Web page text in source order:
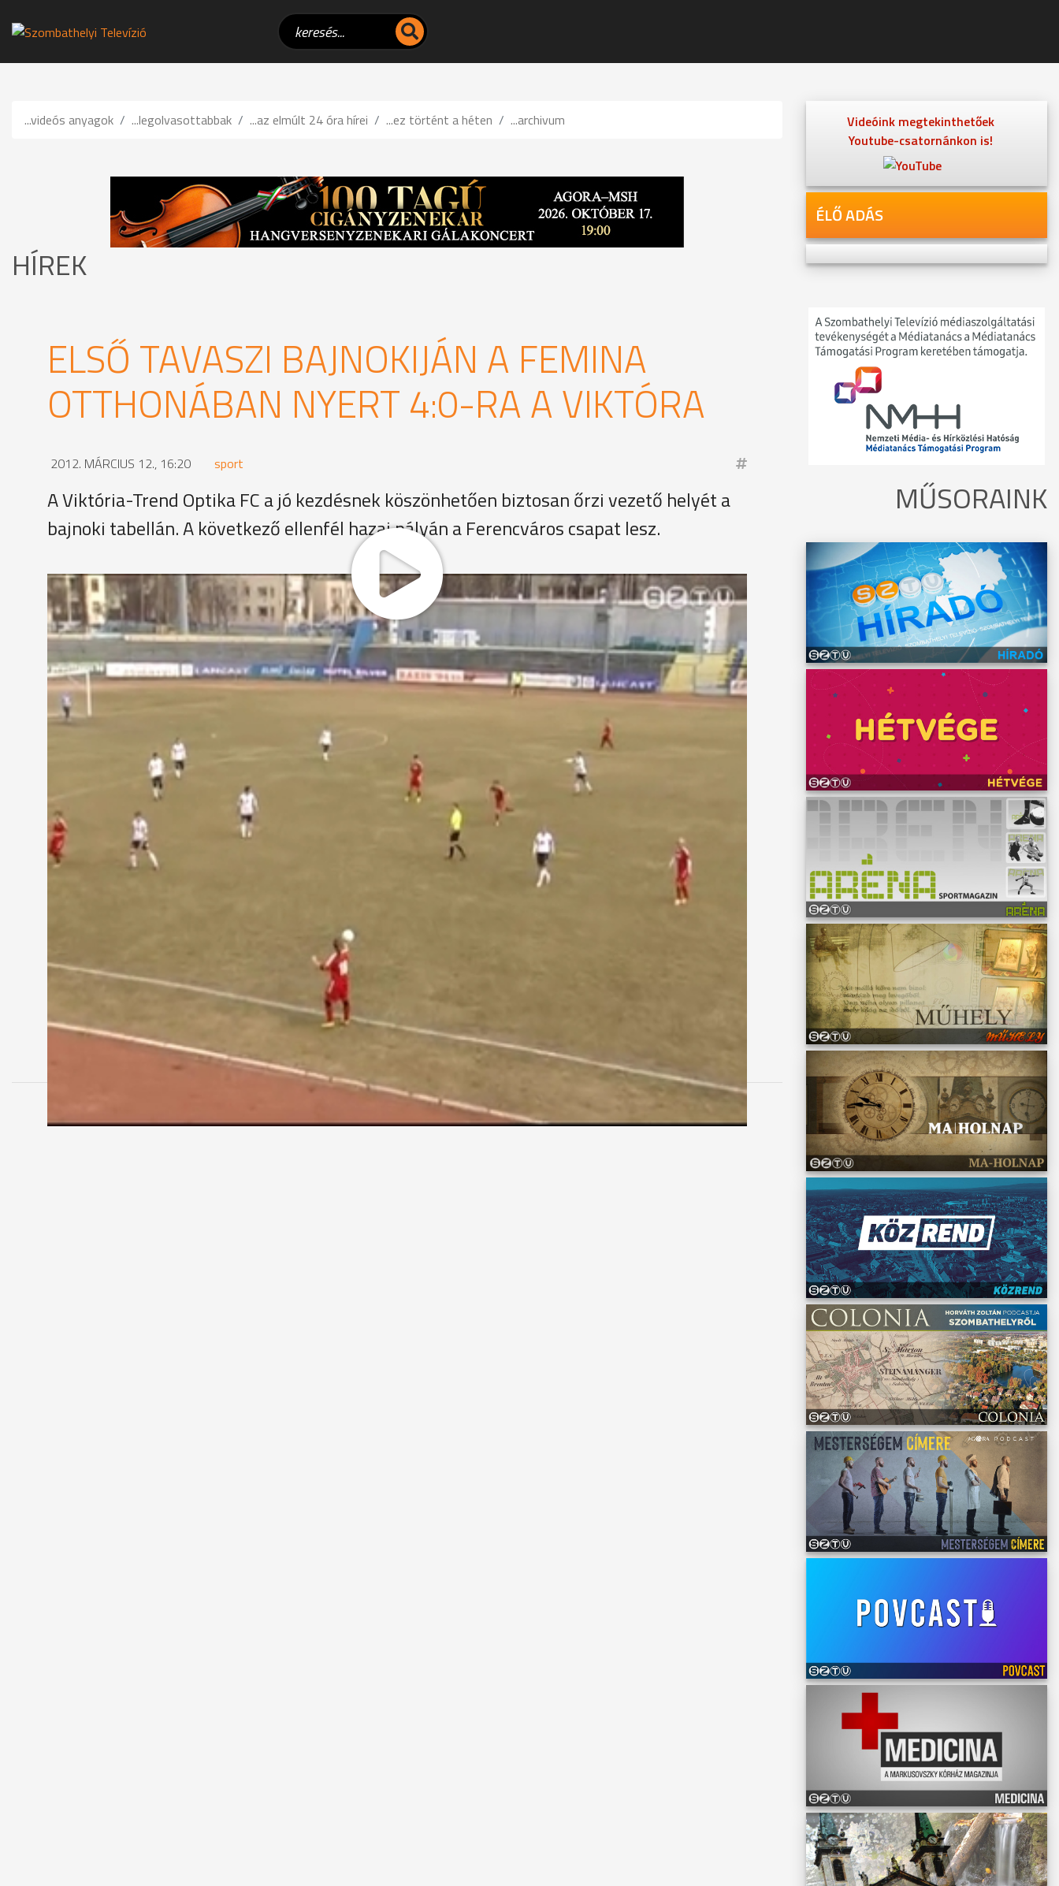
...videós anyagok ...legolvasottabbak ...az elmúlt 24 óra hírei ...ez történt a héten ...archivum
HÍREK
ELSŐ TAVASZI BAJNOKIJÁN A FEMINA
OTTHONÁBAN NYERT 4:0-RA A VIKTÓRA
2012. MÁRCIUS 12., 16:20 sport
A Viktória-Trend Optika FC a jó kezdésnek köszönhetően biztosan őrzi vezető helyét a
bajnoki tabellán. A következő ellenfél hazai pályán a Ferencváros csapat lesz.
Az NB I-es női labdarúgó-bajnokság első tavaszi fordulójában a tabella negyedik helyén álló Femina otthonában
lépett pályára a listavezető Viktória-Trend Optika FC gárdája. A szombathelyiek kezdőcsapata alaposan átalakult az
őszihez képest, ugyanis Szórádi, Jakab és Horváth személyében három friss igazolás is kezdett a fővárosban.
Valószínűleg az összeszokottság hiánya is szerepet játszott abban, hogy az első vasi találatra egészen az első
félidő hajrájáig kellett várni: ekkor Megyeri lőtt egy kipattanó labdát jó 18 méterről Mátra kapujának bal alsó
sarkába.Térfélcsere után is támadásban maradt a Viktória és a 62. percben Tálosi egy jobbról érkező szöglet után
kétgólosra növelte a vendégelőnyt. A 73. minutumban Rácz is felíratkozott a góllövők közé miután Nagy Hedvig
passzát kapásból lőtte a hosszú sarokba. A szombathelyiek válogatott középpályása még a derbi utolsó pillanataira
is tartogatott egy találatot: Jakab átadása után a kapust is kicselezve gurított az üresen tátongó kapuba, s ezzel
beállította a 4:0-ás végeredményt.
Iszak Gábor vezetőedző, Viktória-Trend Optika FC
...
A Viktória-Trend Optika FC az újabb három bajnoki pontnak köszönhetően magabiztosan őrzi az első helyét. A
MEGOSZTÁS
Videóink megtekinthetőek
Youtube-csatornánkon is!
ÉLŐ ADÁS
MŰSORAINK